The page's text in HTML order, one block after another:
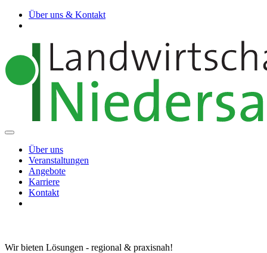
Über uns & Kontakt
Über uns
Veranstaltungen
Angebote
Karriere
Kontakt
Wir bieten Lösungen - regional & praxisnah!